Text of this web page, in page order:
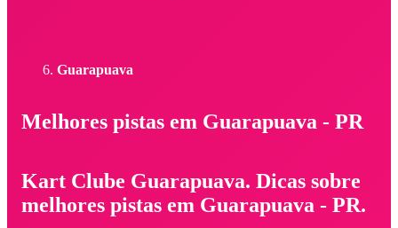
Guarapuava
Melhores pistas em Guarapuava - PR
Kart Clube Guarapuava. Dicas sobre
melhores pistas em Guarapuava - PR.